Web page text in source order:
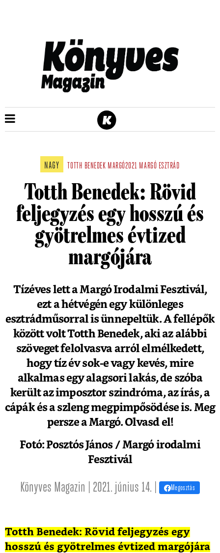
NAGY TOTTH BENEDEK MARGÓ2021 MARGÓ ESZTRÁD
Totth Benedek: Rövid
feljegyzés egy hosszú és
gyötrelmes évtized
margójára
Tízéves lett a Margó Irodalmi Fesztivál,
ezt a hétvégén egy különleges
esztrádműsorral is ünnepeltük. A fellépők
között volt Totth Benedek, aki az alábbi
szöveget felolvasva arról elmélkedett,
hogy tíz év sok-e vagy kevés, mire
alkalmas egy alagsori lakás, de szóba
került az imposztor szindróma, az írás, a
cápák és a szleng megpimpősödése is. Meg
persze a Margó. Olvasd el!
Fotó: Posztós János / Margó irodalmi
Fesztivál
Könyves Magazin | 2021. június 14. | Megosztás
Totth Benedek: Rövid feljegyzés egy
hosszú és gyötrelmes évtized margójára